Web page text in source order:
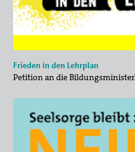
Frieden in den Lehrplan
Petition an die